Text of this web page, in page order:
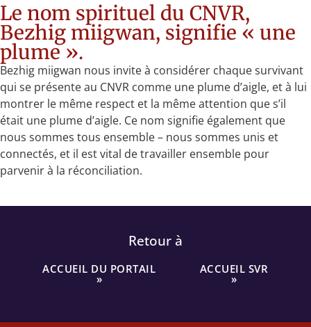
Le nom spirituel du CNVR,
Bezhig miigwan, signifie « une
plume ».
Bezhig miigwan nous invite à considérer chaque survivant
qui se présente au CNVR comme une plume d’aigle, et à lui
montrer le même respect et la même attention que s’il
était une plume d’aigle. Ce nom signifie également que
nous sommes tous ensemble – nous sommes unis et
connectés, et il est vital de travailler ensemble pour
parvenir à la réconciliation.
Retour à
ACCUEIL DU PORTAIL
»
ACCUEIL SVR
»